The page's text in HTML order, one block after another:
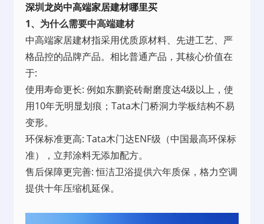
深圳龙岗中高端家居建材哪里买
1、为什么需要中高端建材
中高端家居建材指采用优质原材料、先进工艺、严
格品控的品牌产品。相比普通产品，其核心价值在
于:
使用寿命更长: 例如东鹏瓷砖耐磨度达4级以上，使
用10年无明显划痕；Tata木门桥洞力学板结构不易
变形。
环保标准更高: Tata木门达ENF级（中国最高环保标
准），立邦涂料无添加配方。
售后保障更完善: 恒洁卫浴提供六年质保，格力空调
提供十年压缩机延保。